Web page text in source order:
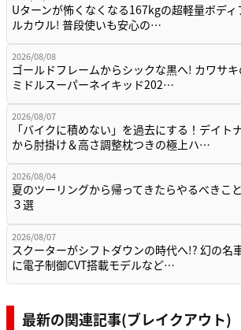
Uターンが怖くなくなる167kgの超軽量ボディ
ルカウル! 普段使いも安心の…
2026/08/08
ゴールドフレームからシックな黒へ! カワサキ
ミドルスーパーネイキッド202…
2026/08/07
「バイクに積めない」を過去にする！デイト
から肘掛け＆高さ調整枕つきの極上ハ…
2026/08/04
夏のツーリングから帰ってきたらやるべきこと
３選
2026/08/07
スクーターがシフトダウンの時代へ!? 幻の名
に電子制御CVT搭載モデルなど…
最新の関連記事(ブレイクアウト)